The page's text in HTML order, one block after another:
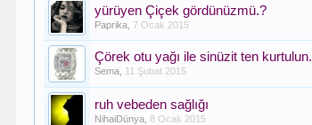
yürüyen Çiçek gördünüzmü.?
Paprika 7 Ocak 2015
Çörek otu yağı ile sinüzit ten kurtulun.
Sema 11 Şubat 2015
ruh vebeden sağlığı
NihaiDünya ,8 Ocak 2015